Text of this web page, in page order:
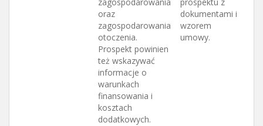
oraz
zagospodarowania
otoczenia.
Prospekt powinien
też wskazywać
informacje o
warunkach
finansowania i
kosztach
dodatkowych.
dokumentami i
wzorem
umowy.